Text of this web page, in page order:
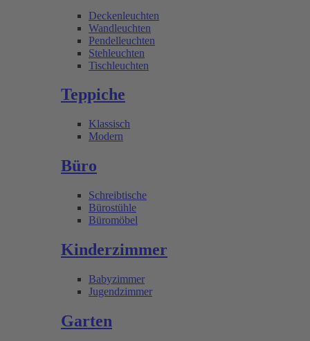
Deckenleuchten
Wandleuchten
Pendelleuchten
Stehleuchten
Tischleuchten
Teppiche
Klassisch
Modern
Büro
Schreibtische
Bürostühle
Büromöbel
Kinderzimmer
Babyzimmer
Jugendzimmer
Garten